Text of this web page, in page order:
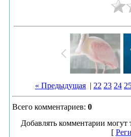
« Предыдущая | 22 23 24
Всего комментариев: 0
Добавлять комментарии могут
[